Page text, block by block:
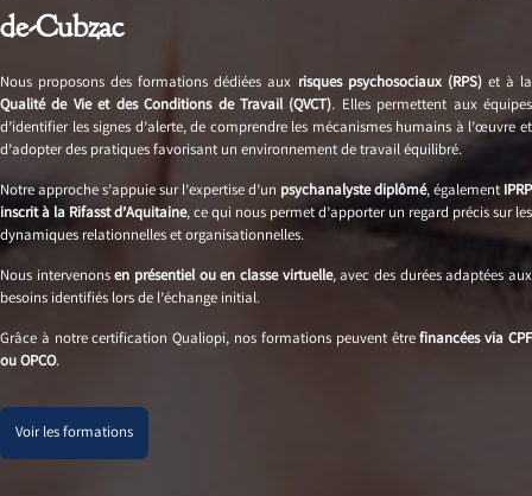
de-Cubzac
Nous proposons des formations dédiées aux risques psychosociaux (RPS)et à la
Qualité de Vie et des Conditions de Travail (QVCT). Elles permettent aux équipes
d’identifier les signes d’alerte, de comprendre les mécanismes humains à l’œuvre et
d’adopter des pratiques favorisant un environnement de travail équilibré.
Notre approche s’appuie sur l’expertise d’un psychanalyste diplômé, également IPRP
inscrit à la Rifasst d’Aquitaine, ce qui nous permet d’apporter un regard précis sur les
dynamiques relationnelles et organisationnelles.
Nous intervenonsen présentiel ou en classe virtuelle, avec des durées adaptées aux
besoins identifiés lors de l’échange initial.
Grâce à notre certification Qualiopi, nos formations peuvent êtrefinancées via CPF
ou OPCO.
Voir les formations